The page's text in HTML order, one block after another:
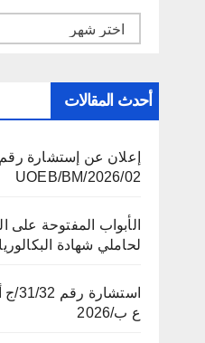
الأرشيف
أحدث المقالات
إعلان عن إستشارة رقم
02/UOEB/BM/2026
الأبواب المفتوحة على
لحاملي شهادة البكالوريا 2026
ع ب/2026